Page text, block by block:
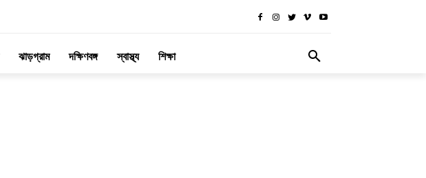
ঝাড়গ্রাম দক্ষিণবঙ্গ স্বাস্থ্য শিক্ষা